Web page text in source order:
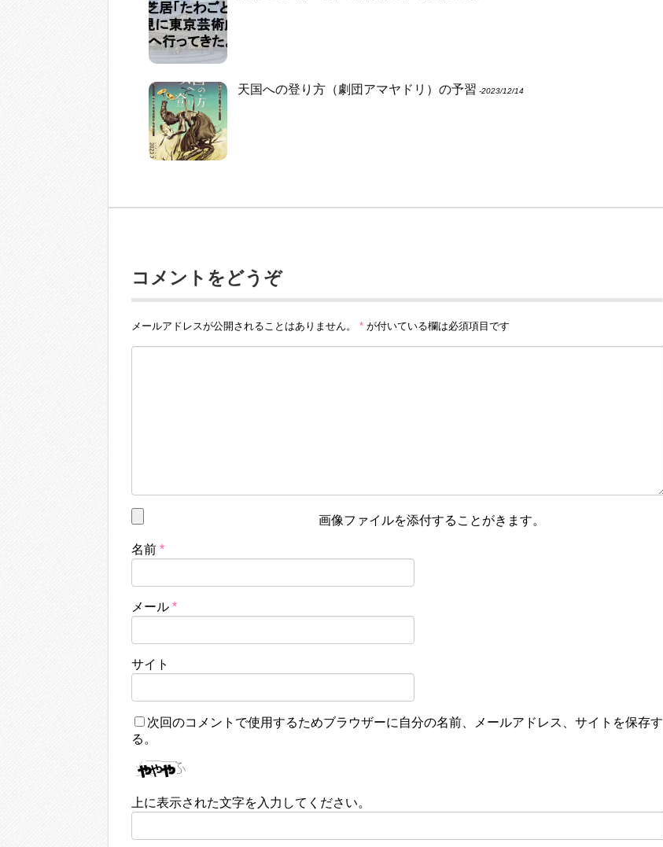
天国への登り方（劇団アマヤドリ）の予習 ‐2023/12/14
コメントをどうぞ
メールアドレスが公開されることはありません。 * が付いている欄は必須項目です
画像ファイルを添付することがきます。
名前 *
メール *
サイト
次回のコメントで使用するためブラウザーに自分の名前、メールアドレス、サイトを保存す
る。
上に表示された文字を入力してください。